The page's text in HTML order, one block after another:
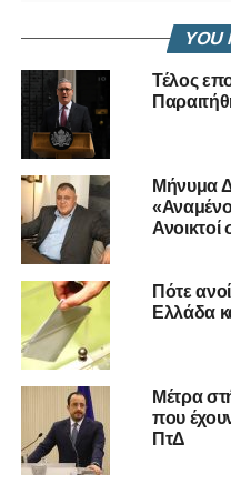
«ΣΥΝΕΔΡΙΑΣΗ
ΧΑΛΑΡΩΣΗ ΜΕΤΡΩΝ»
ΑΥΡΙΟ ΣΥΝΕΔΡΙΑΖΕΙ
ΓΙΑ ΠΙΘΑΝΗ
Αύριο αναμένεται να
Συμβούλιο σχετικά με τη
χαλαρώσεων στα μέτρα
YOU
Τέλος
Μήνυμα
Πότε
Ελλάδα
Μέτρα
που
ΠτΔ